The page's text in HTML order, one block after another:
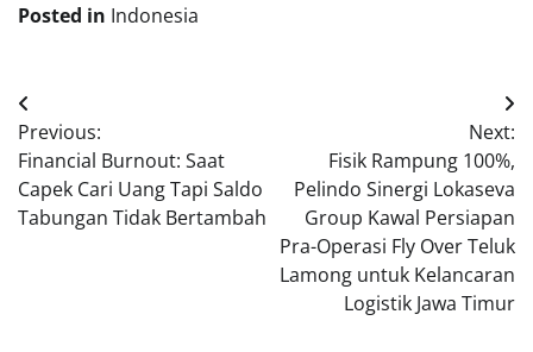
Posted in Indonesia
Post
navigation
Previous:
Financial Burnout: Saat
Capek Cari Uang Tapi Saldo
Tabungan Tidak Bertambah
Next:
Fisik Rampung 100%,
Pelindo Sinergi Lokaseva
Group Kawal Persiapan
Pra-Operasi Fly Over Teluk
Lamong untuk Kelancaran
Logistik Jawa Timur